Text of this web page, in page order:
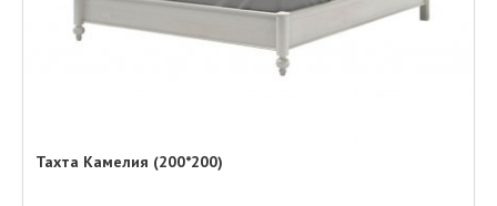
Тахта Камелия (200*200)